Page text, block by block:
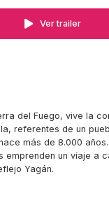
Ver trailer
del Fuego, vive la
referentes de un
más de 8.000
emprenden un viaje a
Yagán.